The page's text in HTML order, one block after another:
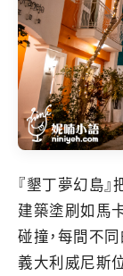
『墾丁夢幻島
建築塗刷如馬
碰撞，每間不
義大利威尼斯